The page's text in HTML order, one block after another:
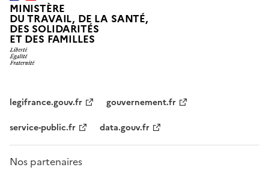
MINISTÈRE
DU TRAVAIL, DE LA SANTÉ,
DES SOLIDARITÉS
ET DES FAMILLES
legifrance.gouv.fr
gouvernement.fr
service-public.fr
data.gouv.fr
Nos partenaires